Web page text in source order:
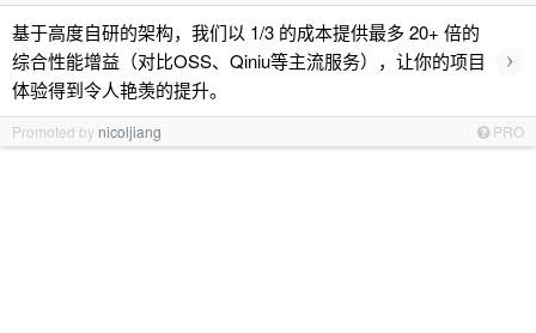
基于高度自研的架构，我们以 1/3 的成本提供最多 20+ 倍的
综合性能增益（对比OSS、Qiniu等主流服务），让你的项目
体验得到令人艳羡的提升。
›
Promoted by nicoljiang PRO